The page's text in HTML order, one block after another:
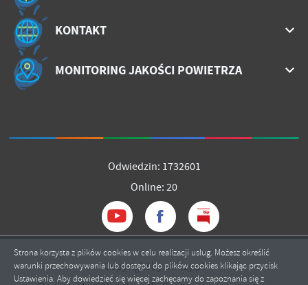
KONTAKT
MONITORING JAKOŚCI POWIETRZA
Odwiedzin: 1732601
Online: 20
Copyright by mrozy.pl
Strona korzysta z plików cookies w celu realizacji usług. Możesz określić
warunki przechowywania lub dostępu do plików cookies klikając przycisk
Ustawienia. Aby dowiedzieć się więcej zachęcamy do zapoznania się z